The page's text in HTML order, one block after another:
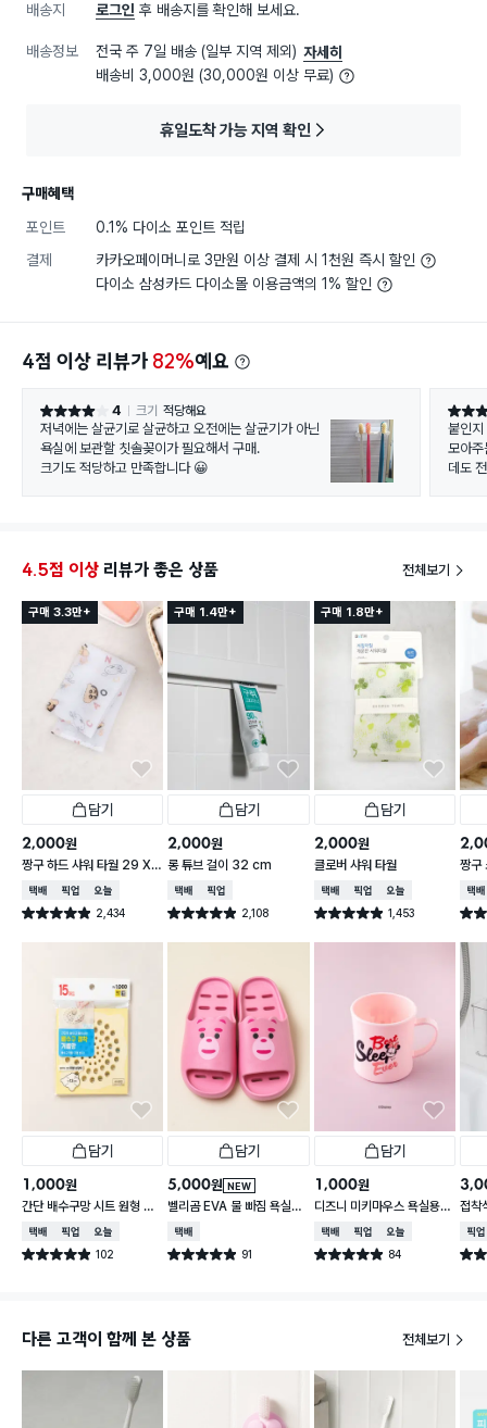
배송지 로그인 후 배송지를 확인해 보세요.
배송정보 전국 주 7일 배송 (일부 지역 제외) 자세히
배송비 3,000원 (30,000원 이상 무료)
휴일도착 가능 지역 확인
구매혜택
포인트
0.1% 다이소 포인트 적립
결제
카카오페이머니로 3만원 이상 결제 시 1천원 즉시 할인
다이소 삼성카드 다이소몰 이용금액의 1% 할인
4점 이상 리뷰가 82%예요
별점 4점 4 크기 적당해요
저녁에는 살균기로 살균하고 오전에는 살균기가 아닌
욕실에 보관할 칫솔꽂이가 필요해서 구매.
크기도 적당하고 만족합니다 😀
별점 4
붙인지
모아주
데도
4.5점 이상 리뷰가 좋은 상품 전체보기
구매 3.3만+
담기
2,000원
짱구 하드 샤워 타월 29 X
95 cm
택배배송매장픽업오늘배송
별점 4.9점 2,434
건 작성
구매 1.4만+
담기
2,000원
롱 튜브 걸이 32 cm
택배배송매장픽업
별점 4.9점 2,108
건 작성
구매 1.8만+
담기
2,000원
클로버 샤워 타월
택배배송매장픽업오늘배송
별점 4.9점 1,453
건 작성
짱구
X
택배
별점
담기
1,000원
간단 배수구망 시트 원형 중
형 15매입
택배배송매장픽업오늘배송
별점 4.9점 102
건 작성
담기
NEW
5,000원
벨리곰 EVA 물 빠짐 욕실화
260~280 mm
택배배송
별점 4.9점 91
건 작성
담기
1,000원
디즈니 미키마우스 욕실용
컵
택배배송매장픽업오늘배송
별점 4.9점 84
건 작성
접착
납
매장
별점
다른 고객이 함께 본 상품 전체보기